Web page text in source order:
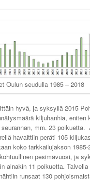
Oulun seudulla 1985 – 2018
hyvä, ja syksyllä 2015
kiljuhanhia, eniten
mm. 23 poikuetta.
havaittiin peräti 105
koko tarkkailujakson 1985-
pesimävuosi, ja
ainakin 11 poikuetta.
runsaat 130